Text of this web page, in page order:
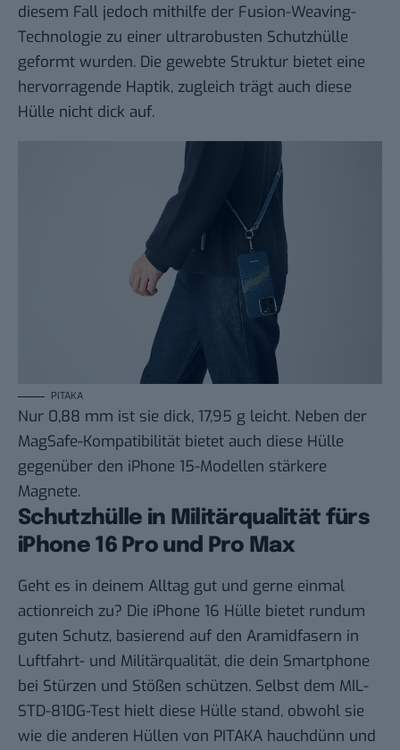
diesem Fall jedoch mithilfe der Fusion-Weaving-
Technologie zu einer ultrarobusten Schutzhülle
geformt wurden. Die gewebte Struktur bietet eine
hervorragende Haptik, zugleich trägt auch diese
Hülle nicht dick auf.
PITAKA
Nur 0,88 mm ist sie dick, 17,95 g leicht. Neben der
MagSafe-Kompatibilität bietet auch diese Hülle
gegenüber den iPhone 15-Modellen stärkere
Magnete.
Schutzhülle in Militärqualität fürs
iPhone 16 Pro und Pro Max
Geht es in deinem Alltag gut und gerne einmal
actionreich zu? Die iPhone 16 Hülle bietet rundum
guten Schutz, basierend auf den Aramidfasern in
Luftfahrt- und Militärqualität, die dein Smartphone
bei Stürzen und Stößen schützen. Selbst dem MIL-
STD-810G-Test hielt diese Hülle stand, obwohl sie
wie die anderen Hüllen von PITAKA hauchdünn und